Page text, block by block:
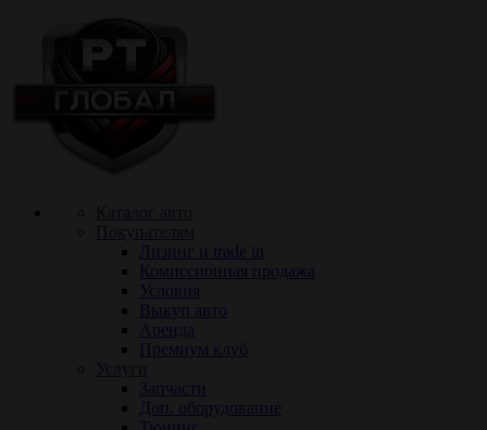
Лизинг и trade in
Комиссионная продажа
Условия
Выкуп авто
Аренда
Премиум клуб
Запчасти
Доп. оборудование